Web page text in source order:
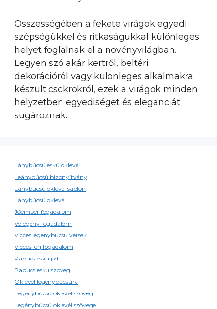
Összességében a fekete virágok egyedi
szépségükkel és ritkaságukkal különleges
helyet foglalnak el a növényvilágban.
Legyen szó akár kertről, beltéri
dekorációról vagy különleges alkalmakra
készült csokrokról, ezek a virágok minden
helyzetben egyediséget és eleganciát
sugároznak.
Lánybúcsú eskü oklevél
Leánybúcsú bizonyítvány
Lánybúcsú oklevél sablon
Lánybúcsú oklevél
Jóember fogadalom
Volegeny fogadalom
Vicces legenybucsu versek
Vicces ferj fogadalom
Papucs esku pdf
Papucs esku szoveg
Oklevél legénybúcsúra
Legénybúcsú oklevél szöveg
Legénybúcsú oklevél szövege